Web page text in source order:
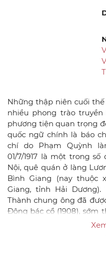
Những thập niên cuối
nhiều phong trào
phương tiện quan trọng
quốc ngữ chính là báo
chí do Phạm Quỳnh
01/7/1917 là một trong
Nội, quê quán ở làng
Bình Giang (nay thuộc
Giang, tỉnh Hải
Thành chung ông đã
Đông bác cổ (1908),
(1913), có nhiều bài báo
nền tảng tư chất học